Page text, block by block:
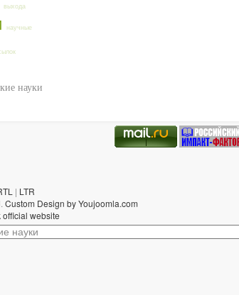
выхода
научные
науки
| LTR
Custom Design by Youjoomla.com
website